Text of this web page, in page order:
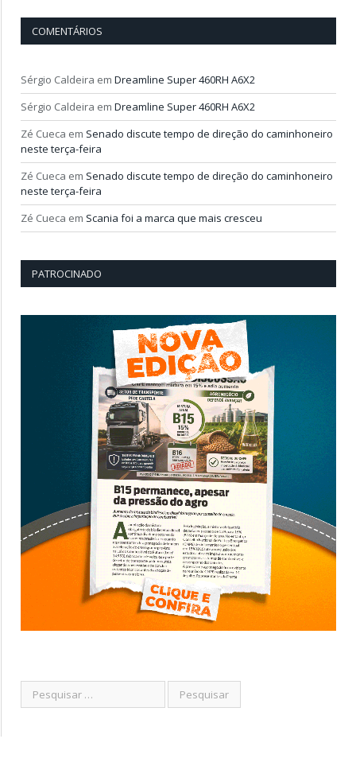
COMENTÁRIOS
Sérgio Caldeira em Dreamline Super 460RH A6X2
Sérgio Caldeira em Dreamline Super 460RH A6X2
Zé Cueca em Senado discute tempo de direção do caminhoneiro
neste terça-feira
Zé Cueca em Senado discute tempo de direção do caminhoneiro
neste terça-feira
Zé Cueca em Scania foi a marca que mais cresceu
PATROCINADO